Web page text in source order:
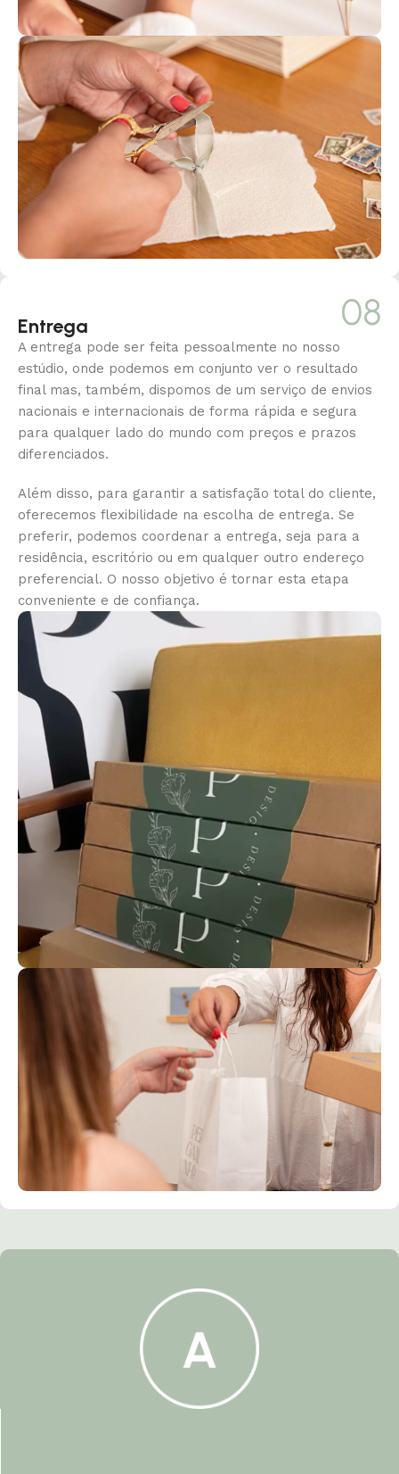
08
Entrega
A entrega pode ser feita pessoalmente no nosso
estúdio, onde podemos em conjunto ver o resultado
final mas, também, dispomos de um serviço de envios
nacionais e internacionais de forma rápida e segura
para qualquer lado do mundo com preços e prazos
diferenciados.
Além disso, para garantir a satisfação total do cliente,
oferecemos flexibilidade na escolha de entrega. Se
preferir, podemos coordenar a entrega, seja para a
residência, escritório ou em qualquer outro endereço
preferencial. O nosso objetivo é tornar esta etapa
conveniente e de confiança.